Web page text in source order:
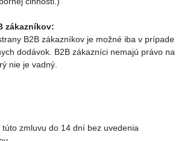
zákazníkov:
B2B zákazníkov je možné iba v prípade
dodávok. B2B zákazníci nemajú právo na
nie je vadný.
zmluvu do 14 dní bez uvedenia